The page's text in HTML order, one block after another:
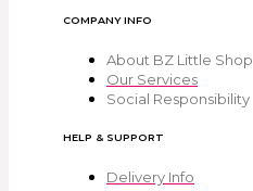
COMPANY INFO
About BZ Little Shop
Our Services
Social Responsibility
HELP & SUPPORT
Delivery Info